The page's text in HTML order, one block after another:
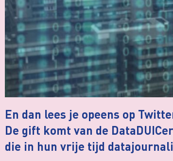
En dan lees je opeens op
De gift komt van de
die in hun vrije tijd